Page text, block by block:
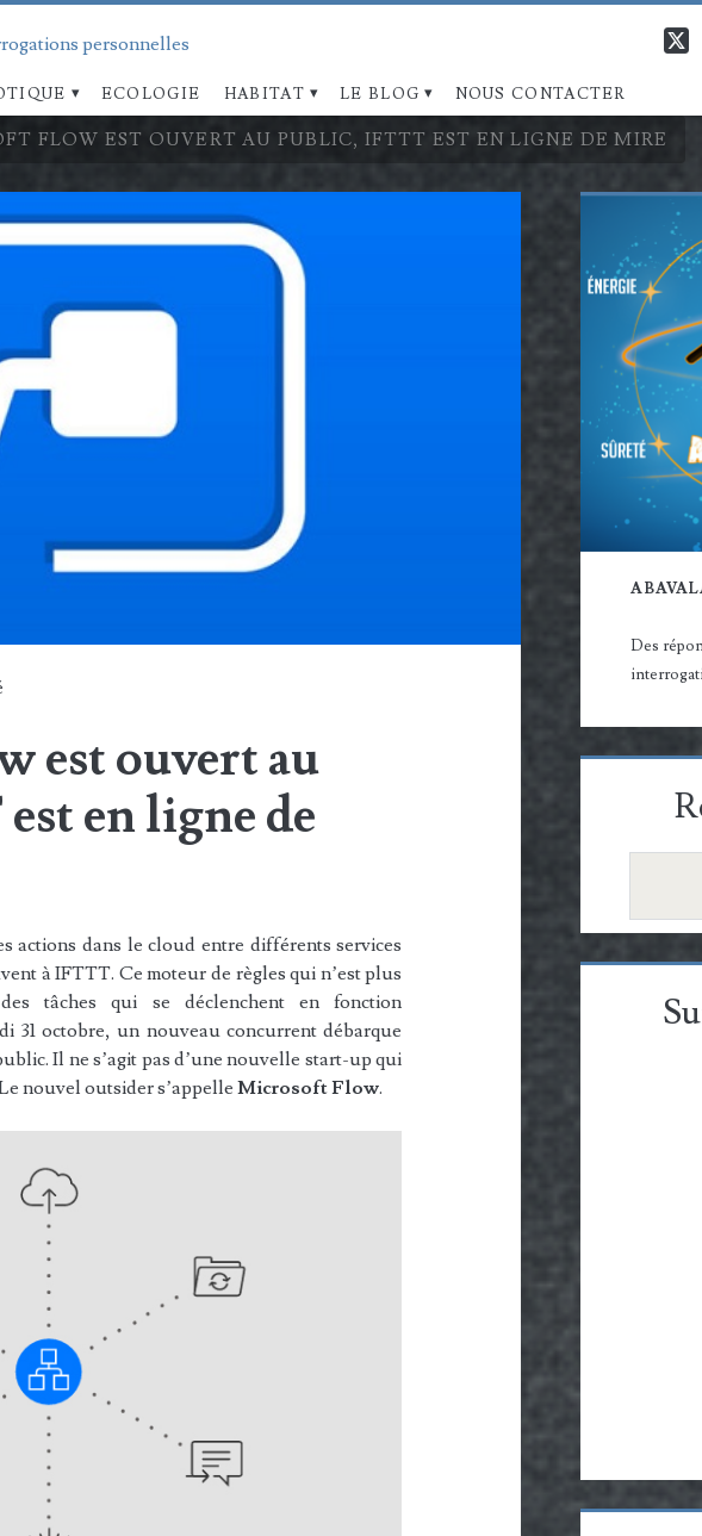
personnelles
ECOLOGIE HABITAT LE BLOG NOUS CONTACTER
FLOW EST OUVERT AU PUBLIC, IFTTT EST EN LIGNE DE MIRE
est ouvert au
en ligne de
actions dans le cloud entre différents services
à IFTTT. Ce moteur de règles qui n’est plus
tâches qui se déclenchent en fonction
31 octobre, un nouveau concurrent débarque
Il ne s’agit pas d’une nouvelle start-up qui
nouvel outsider s’appelleMicrosoft Flow.
Barre
latérale
Des